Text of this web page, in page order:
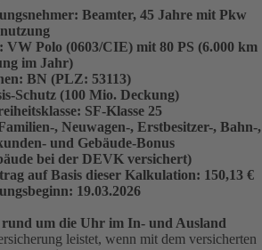
: Beamter, 45 Jahre mit Pkw
: VW Polo (0603/CIE) mit 80 PS (6.000 km
im Jahr)
: BN (PLZ: 53113)
Schutz (100 Mio. Deckung)
: SF-Klasse 25
, Neuwagen-, Erstbesitzer-, Bahn-,
und Gebäude-Bonus
bei der DEVK versichert)
auf Basis dieser Kalkulation: 150,13 €
: 19.03.2026
rund um die Uhr im In- und Ausland
leistet, wenn mit dem versicherten